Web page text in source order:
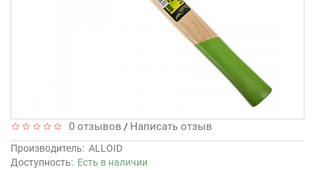
0 отзывов / Написать отзыв
Производитель: ALLOID
Доступность: Есть в наличии